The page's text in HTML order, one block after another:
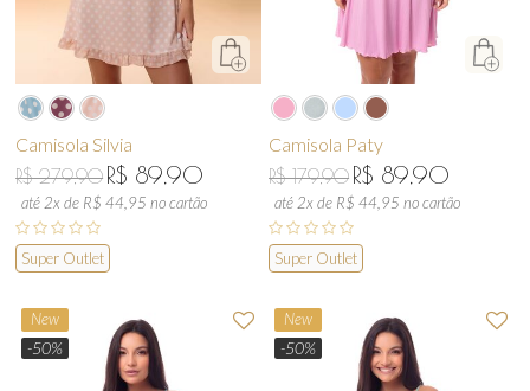
Camisola Silvia
R$ 279,90 R$ 89,90
até 2x de R$ 44,95 no cartão
Super Outlet
Camisola Paty
R$ 179,90 R$ 89,90
até 2x de R$ 44,95 no cartão
Super Outlet
New
-50%
New
-50%